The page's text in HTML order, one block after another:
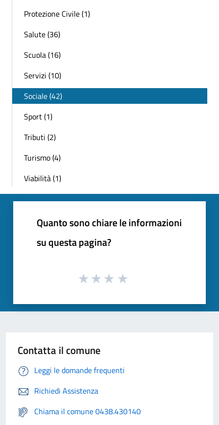
Protezione Civile (1)
Salute (36)
Scuola (16)
Servizi (10)
Sociale (42)
Sport (1)
Tributi (2)
Turismo (4)
Viabilità (1)
Quanto sono chiare le informazioni
su questa pagina?
Contatta il comune
Leggi le domande frequenti
Richiedi Assistenza
Chiama il comune 0438.430140